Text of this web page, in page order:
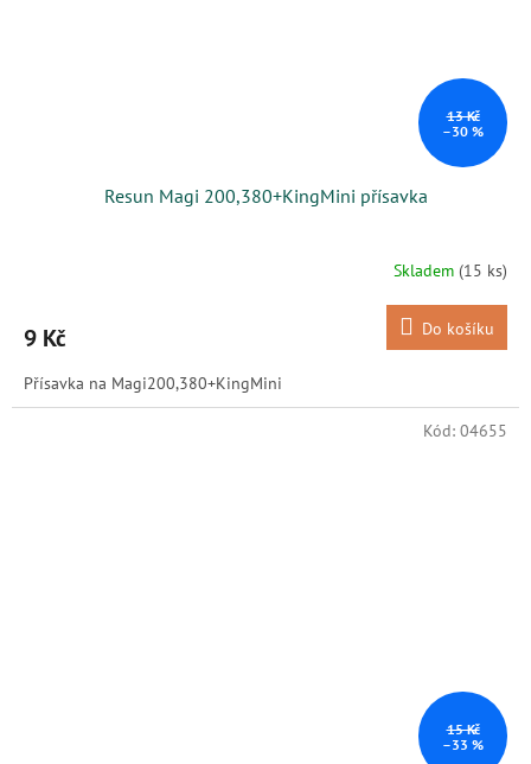
13 Kč
–30 %
Resun Magi 200,380+KingMini přísavka
Skladem (15 ks)
9 Kč Do košíku
Přísavka na Magi200,380+KingMini
15 Kč
–33 %
Kód: 04655